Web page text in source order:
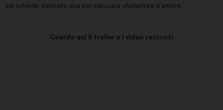
sei schede, pensate una per ciascuna sfumature d’amore.
Guarda qui il trailer e i video racconti